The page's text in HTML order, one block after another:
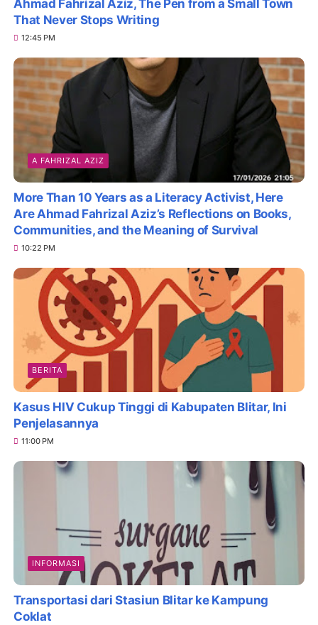
Ahmad Fahrizal Aziz, The Pen from a Small Town
That Never Stops Writing
12:45 PM
A FAHRIZAL AZIZ
More Than 10 Years as a Literacy Activist, Here
Are Ahmad Fahrizal Aziz’s Reflections on Books,
Communities, and the Meaning of Survival
10:22 PM
BERITA
Kasus HIV Cukup Tinggi di Kabupaten Blitar, Ini
Penjelasannya
11:00 PM
INFORMASI
Transportasi dari Stasiun Blitar ke Kampung
Coklat